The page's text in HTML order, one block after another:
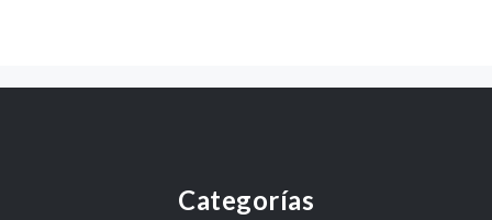
Categorías